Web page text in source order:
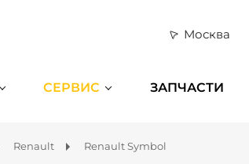
Москва
СЕРВИС ЗАПЧАСТИ
Renault Renault Symbol